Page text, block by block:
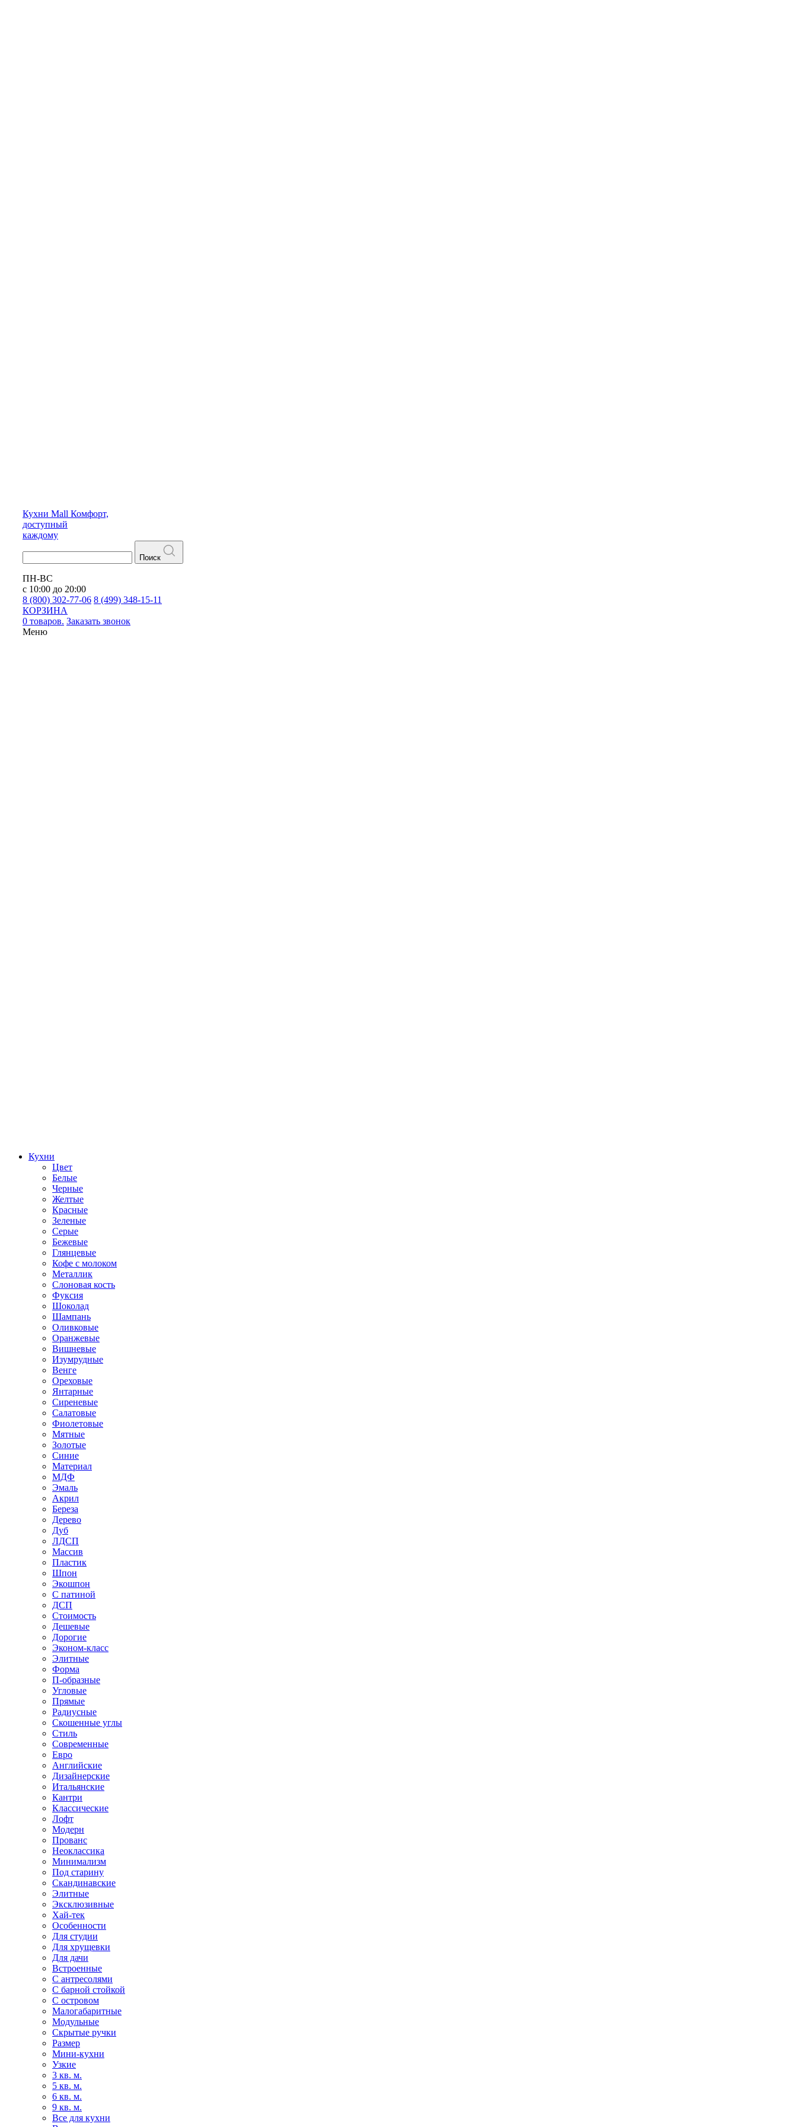
Кухни Mall Комфорт,
доступный
каждому
Поиск
ПН-ВС
с 10:00 до 20:00
8 (800) 302-77-06 8 (499) 348-15-11
КОРЗИНА
0 товаров. Заказать звонок
Меню
Кухни
Цвет
Белые
Черные
Желтые
Красные
Зеленые
Серые
Бежевые
Глянцевые
Кофе с молоком
Металлик
Слоновая кость
Фуксия
Шоколад
Шампань
Оливковые
Оранжевые
Вишневые
Изумрудные
Венге
Ореховые
Янтарные
Сиреневые
Салатовые
Фиолетовые
Мятные
Золотые
Синие
Материал
МДФ
Эмаль
Акрил
Береза
Дерево
Дуб
ЛДСП
Массив
Пластик
Шпон
Экошпон
С патиной
ДСП
Стоимость
Дешевые
Дорогие
Эконом-класс
Элитные
Форма
П-образные
Угловые
Прямые
Радиусные
Скошенные углы
Стиль
Современные
Евро
Английские
Дизайнерские
Итальянские
Кантри
Классические
Лофт
Модерн
Прованс
Неоклассика
Минимализм
Под старину
Скандинавские
Элитные
Эксклюзивные
Хай-тек
Особенности
Для студии
Для хрущевки
Для дачи
Встроенные
С антресолями
С барной стойкой
С островом
Малогабаритные
Модульные
Скрытые ручки
Размер
Мини-кухни
Узкие
3 кв. м.
5 кв. м.
6 кв. м.
9 кв. м.
Все для кухни